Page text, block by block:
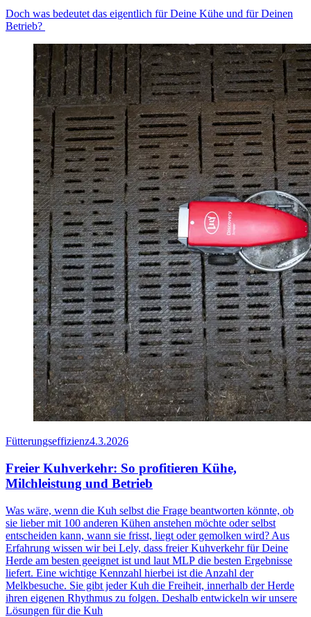
Doch was bedeutet das eigentlich für Deine Kühe und für Deinen
Betrieb?
Fütterungseffizienz4.3.2026
Freier Kuhverkehr: So profitieren Kühe,
Milchleistung und Betrieb
Was wäre, wenn die Kuh selbst die Frage beantworten könnte, ob
sie lieber mit 100 anderen Kühen anstehen möchte oder selbst
entscheiden kann, wann sie frisst, liegt oder gemolken wird? Aus
Erfahrung wissen wir bei Lely, dass freier Kuhverkehrfür Deine
Herde am besten geeignet ist und laut MLP die besten Ergebnisse
liefert. Eine wichtige Kennzahl hierbei ist die Anzahl der
Melkbesuche. Sie gibt jeder Kuh die Freiheit, innerhalb der Herde
ihren eigenen Rhythmus zu folgen. Deshalb entwickeln wir unsere
Lösungen für die Kuh